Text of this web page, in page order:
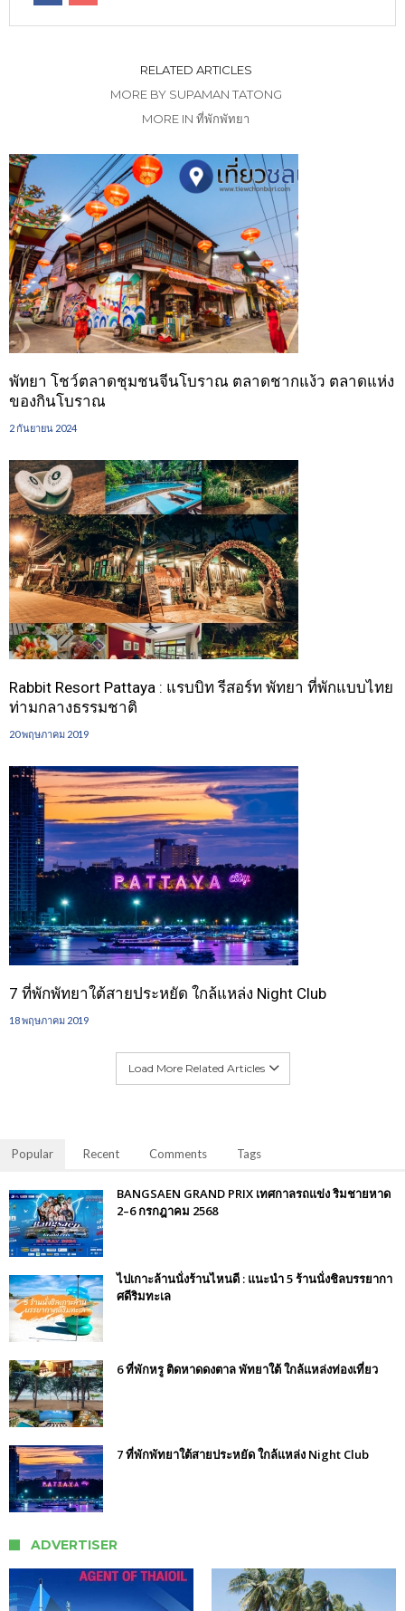
RELATED ARTICLES
MORE BY SUPAMAN TATONG
MORE IN ที่พักพัทยา
พัทยา โชว์ตลาดชุมชนจีนโบราณ ตลาดชากแง้ว ตลาดแห่ง
ของกินโบราณ
2 กันยายน 2024
Rabbit Resort Pattaya : แรบบิท รีสอร์ท พัทยา ที่พักแบบไทย
ท่ามกลางธรรมชาติ
20 พฤษภาคม 2019
7 ที่พักพัทยาใต้สายประหยัด ใกล้แหล่ง Night Club
18 พฤษภาคม 2019
Load More Related Articles
Popular Recent Comments Tags
BANGSAEN GRAND PRIX เทศกาลรถแข่ง ริมชายหาด
2–6 กรกฎาคม 2568
ไปเกาะล้านนั่งร้านไหนดี : แนะนำ 5 ร้านนั่งชิลบรรยากา
ศดีริมทะเล
6 ที่พักหรู ติดหาดดงตาล พัทยาใต้ ใกล้แหล่งท่องเที่ยว
7 ที่พักพัทยาใต้สายประหยัด ใกล้แหล่ง Night Club
ADVERTISER